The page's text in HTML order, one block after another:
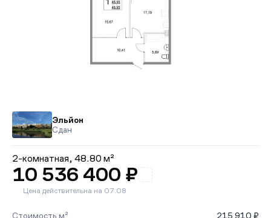
Эльйон
Сдан
2-комнатная, 48.80 м²
10 536 400 ₽
Цена действительна на 07.08
Стоимость м²
215 910 ₽